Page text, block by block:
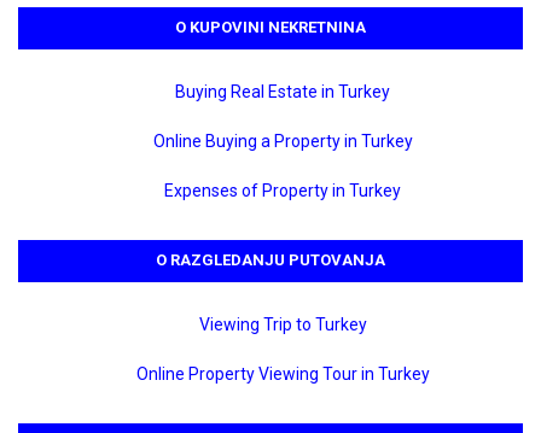
O KUPOVINI NEKRETNINA
Buying Real Estate in Turkey
Online Buying a Property in Turkey
Expenses of Property in Turkey
O RAZGLEDANJU PUTOVANJA
Viewing Trip to Turkey
Online Property Viewing Tour in Turkey